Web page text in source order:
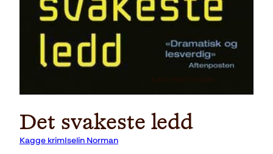
Det svakeste ledd
Kagge krimIselin Norman